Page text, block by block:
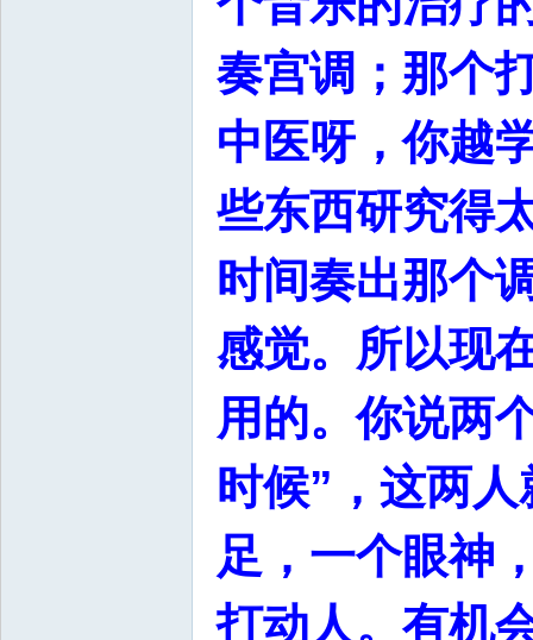
奏宫调；那个
中医呀，你越
些东西研究得
时间奏出那个
感觉。所以现
用的。你说两
时候”，这两
足，一个眼神
打动人。有机